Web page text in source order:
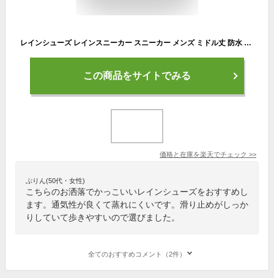
レインシューズ レインスニーカー スニーカー メンズ ミドル丈 防水 長靴 雨 雨靴 おしゃれ bear surf ブランド メンズシューズ 紳士靴 シューズグラインド
この商品をサイトでみる
価格と在庫を楽天でチェック >>
ぷりん(50代・女性)
こちらのお洒落でかっこいいレインシューズをおすすめし
ます。通気性が良くて蒸れにくいです。滑り止めがしっか
りしていて歩きやすいので選びました。
全てのおすすめコメント（2件）